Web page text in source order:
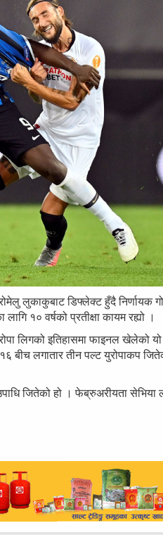
लुकाकुबाट डिफ्लेक्ट हुँदै निर्णायक
१० वर्षको प्रतीक्षा कायम रह्यो ।
लिगको इतिहासमा फाइनल खेलेको
बीच लगातार तीन पल्ट युरोपाकप
जितेको हो । फेब्रुअरीयता सेभिया